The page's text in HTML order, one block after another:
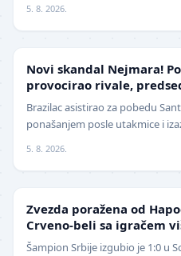
5. 8. 2026.
Novi skandal Nejmara!
provocirao rivale,
isprozivao: "Bitanga i
Brazilac asistirao za pobedu
ponašanjem posle utakmice i
5. 8. 2026.
Zvezda poražena od
Crveno-beli sa igračem
izbegnu poraz
Šampion Srbije izgubio je 1:0 u